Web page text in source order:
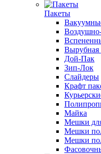
Пакеты
Вырубная
Дой-Пак
Зип-Лок
Слайдеры
Крафт
Майка
Мешки
Мешки
Мешки